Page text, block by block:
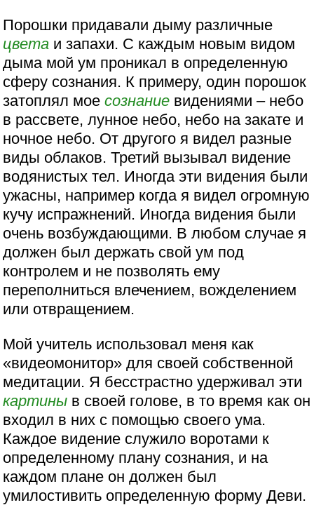
Порошки придавали дыму различные
цвета и запахи. С каждым новым видом
дыма мой ум проникал в определенную
сферу сознания. К примеру, один порошок
затоплял моесознание видениями – небо
в рассвете, лунное небо, небо на закате и
ночное небо. От другого я видел разные
виды облаков. Третий вызывал видение
водянистых тел. Иногда эти видения были
ужасны, например когда я видел огромную
кучу испражнений. Иногда видения были
очень возбуждающими. В любом случае я
должен был держать свой ум под
контролем и не позволять ему
переполниться влечением, вожделением
или отвращением.
Мой учитель использовал меня как
«видеомонитор» для своей собственной
медитации. Я бесстрастно удерживал эти
картины в своей голове, в то время как он
входил в них с помощью своего ума.
Каждое видение служило воротами к
определенному плану сознания, и на
каждом плане он должен был
умилостивить определенную форму Деви.